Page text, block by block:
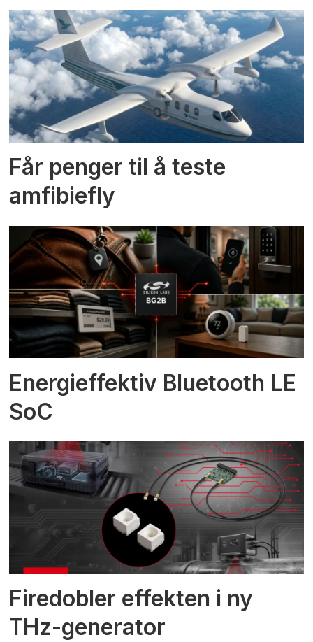
Får penger til å teste
amfibiefly
Energieffektiv Bluetooth LE
SoC
Firedobler effekten i ny
THz-generator